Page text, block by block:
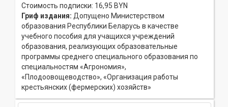
Стоимость подписки: 16,95 BYN
Гриф издания: Допущено Министерством
образования Республики Беларусь в качестве
учебного пособия для учащихся учреждений
образования, реализующих образовательные
программы среднего специального образования по
специальностям «Агрономия»,
«Плодоовощеводство», «Организация работы
крестьянских (фермерских) хозяйств»